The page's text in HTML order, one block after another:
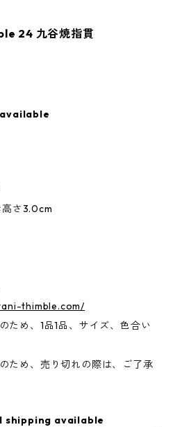
24 九谷焼指貫
3.0cm
thimble.com/
、1品1品、サイズ、色合い
り切れの際は、ご了承
available